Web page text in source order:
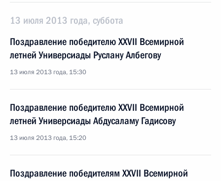
13 июля 2013 года, суббота
Поздравление победителю XXVII Всемирной
летней Универсиады Руслану Албегову
13 июля 2013 года, 15:30
Поздравление победителю XXVII Всемирной
летней Универсиады Абдусаламу Гадисову
13 июля 2013 года, 15:20
Поздравление победителям XXVII Всемирной